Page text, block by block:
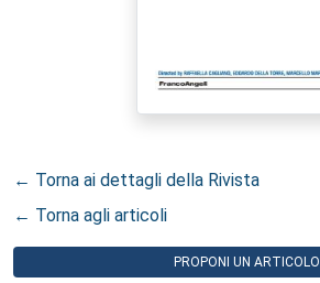
← Torna ai dettagli della Rivista
← Torna agli articoli
PROPONI UN ARTICOLO